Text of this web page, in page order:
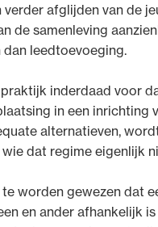
verder afglijden van de
de samenleving
dan leedtoevoeging.
inderdaad voor
in een inrichting
alternatieven,
dat regime eigenlijk
worden gewezen dat
en ander afhankelijk